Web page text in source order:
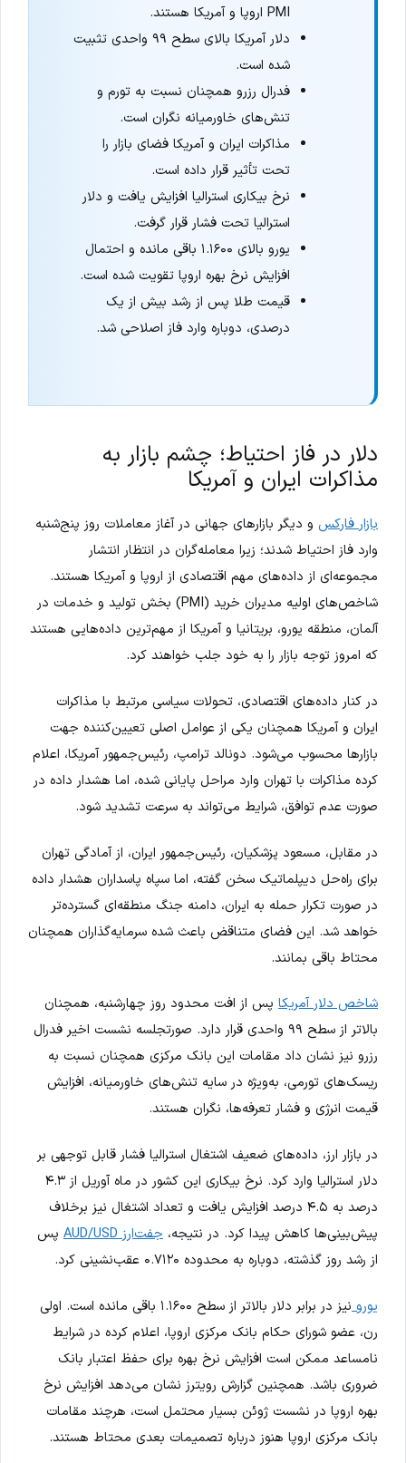
PMI اروپا و آمریکا هستند.
دلار آمریکا بالای سطح ۹۹ واحدی تثبیت
شده است.
فدرال رزرو همچنان نسبت به تورم و
تنش‌های خاورمیانه نگران است.
مذاکرات ایران و آمریکا فضای بازار را
تحت تأثیر قرار داده است.
نرخ بیکاری استرالیا افزایش یافت و دلار
استرالیا تحت فشار قرار گرفت.
یورو بالای ۱.۱۶۰۰ باقی مانده و احتمال
افزایش نرخ بهره اروپا تقویت شده است.
قیمت طلا پس از رشد بیش از یک
درصدی، دوباره وارد فاز اصلاحی شد.
دلار در فاز احتیاط؛ چشم بازار به
مذاکرات ایران و آمریکا
بازار فارکس و دیگر بازارهای جهانی در آغاز معاملات روز پنج‌شنبه
وارد فاز احتیاط شدند؛ زیرا معامله‌گران در انتظار انتشار
مجموعه‌ای از داده‌های مهم اقتصادی از اروپا و آمریکا هستند.
شاخص‌های اولیه مدیران خرید (PMI) بخش تولید و خدمات در
آلمان، منطقه یورو، بریتانیا و آمریکا از مهم‌ترین داده‌هایی هستند
که امروز توجه بازار را به خود جلب خواهند کرد.
در کنار داده‌های اقتصادی، تحولات سیاسی مرتبط با مذاکرات
ایران و آمریکا همچنان یکی از عوامل اصلی تعیین‌کننده جهت
بازارها محسوب می‌شود. دونالد ترامپ، رئیس‌جمهور آمریکا، اعلام
کرده مذاکرات با تهران وارد مراحل پایانی شده، اما هشدار داده در
صورت عدم توافق، شرایط می‌تواند به سرعت تشدید شود.
در مقابل، مسعود پزشکیان، رئیس‌جمهور ایران، از آمادگی تهران
برای راه‌حل دیپلماتیک سخن گفته، اما سپاه پاسداران هشدار داده
در صورت تکرار حمله به ایران، دامنه جنگ منطقه‌ای گسترده‌تر
خواهد شد. این فضای متناقض باعث شده سرمایه‌گذاران همچنان
محتاط باقی بمانند.
شاخص دلار آمریکا پس از افت محدود روز چهارشنبه، همچنان
بالاتر از سطح ۹۹ واحدی قرار دارد. صورتجلسه نشست اخیر فدرال
رزرو نیز نشان داد مقامات این بانک مرکزی همچنان نسبت به
ریسک‌های تورمی، به‌ویژه در سایه تنش‌های خاورمیانه، افزایش
قیمت انرژی و فشار تعرفه‌ها، نگران هستند.
در بازار ارز، داده‌های ضعیف اشتغال استرالیا فشار قابل توجهی بر
دلار استرالیا وارد کرد. نرخ بیکاری این کشور در ماه آوریل از ۴.۳
درصد به ۴.۵ درصد افزایش یافت و تعداد اشتغال نیز برخلاف
پیش‌بینی‌ها کاهش پیدا کرد. در نتیجه، جفت‌ارز AUD/USD
پس
از رشد روز گذشته، دوباره به محدوده ۰.۷۱۲۰ عقب‌نشینی کرد.
یورو
نیز در برابر دلار بالاتر از سطح ۱.۱۶۰۰ باقی مانده است. اولی
رن، عضو شورای حکام بانک مرکزی اروپا، اعلام کرده در شرایط
نامساعد ممکن است افزایش نرخ بهره برای حفظ اعتبار بانک
ضروری باشد. همچنین گزارش رویترز نشان می‌دهد افزایش نرخ
بهره اروپا در نشست ژوئن بسیار محتمل است، هرچند مقامات
بانک مرکزی اروپا هنوز درباره تصمیمات بعدی محتاط هستند.